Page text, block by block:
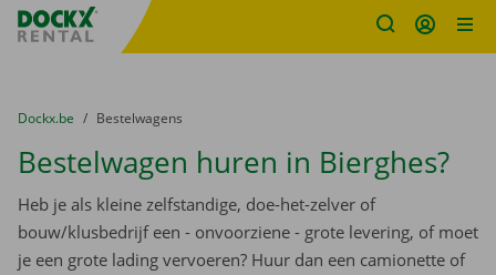
Fratello DEMO
U bevindt zich hier:
van
Dockx.be naar
Bestelwagens
Bestelwagen huren in Bierghes?
Heb je als kleine zelfstandige, doe-het-zelver of
bouw/klusbedrijf een - onvoorziene - grote levering, of moet
je een grote lading vervoeren? Huur dan een camionette of